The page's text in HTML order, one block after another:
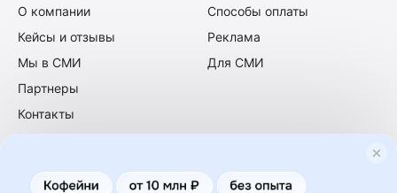
О компании
Кейсы и отзывы
Мы в СМИ
Партнеры
Контакты
Способы оплаты
Реклама
Для СМИ
Логотип сделан в
Студии Артемия Лебедева